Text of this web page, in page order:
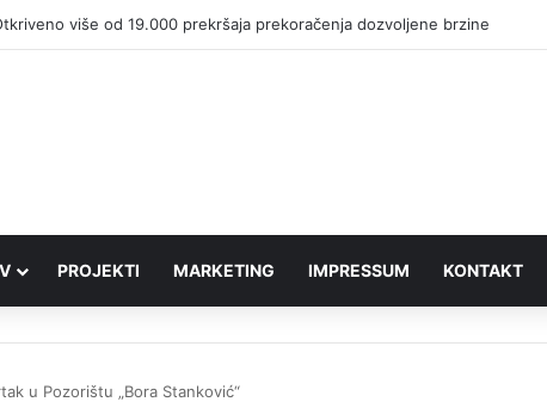
više od 19.000 prekršaja prekoračenja dozvoljene brzine
PROJEKTI MARKETING IMPRESSUM KONTAKT
u Pozorištu „Bora Stanković“